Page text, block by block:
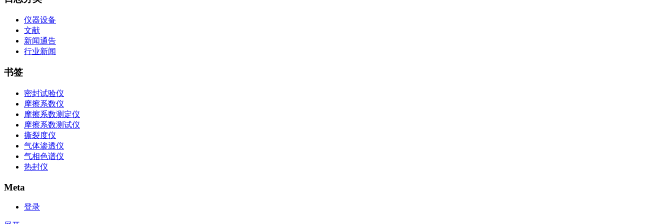
仪器设备
文献
新闻通告
行业新闻
书签
密封试验仪
摩擦系数仪
摩擦系数测定仪
摩擦系数测试仪
撕裂度仪
气体渗透仪
气相色谱仪
热封仪
Meta
登录